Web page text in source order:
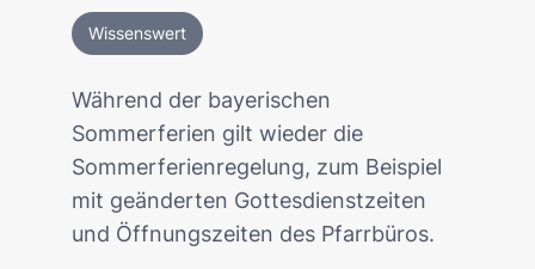
Wissenswert
Während der bayerischen
Sommerferien gilt wieder die
Sommerferienregelung, zum Beispiel
mit geänderten Gottesdienstzeiten
und Öffnungszeiten des Pfarrbüros.